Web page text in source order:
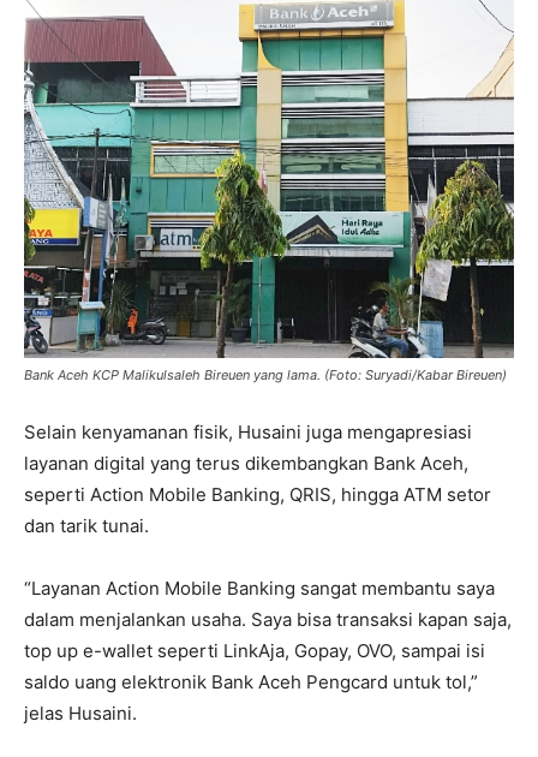
Bank Aceh KCP Malikulsaleh Bireuen yang lama. (Foto: Suryadi/Kabar Bireuen)
Selain kenyamanan fisik, Husaini juga mengapresiasi
layanan digital yang terus dikembangkan Bank Aceh,
seperti Action Mobile Banking, QRIS, hingga ATM setor
dan tarik tunai.
“Layanan Action Mobile Banking sangat membantu saya
dalam menjalankan usaha. Saya bisa transaksi kapan saja,
top up e-wallet seperti LinkAja, Gopay, OVO, sampai isi
saldo uang elektronik Bank Aceh Pengcard untuk tol,”
jelas Husaini.